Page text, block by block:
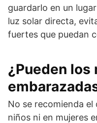
guardarlo en un
luz solar directa,
fuertes que puedan
¿Pueden los
No se recomienda
niños ni en mujeres